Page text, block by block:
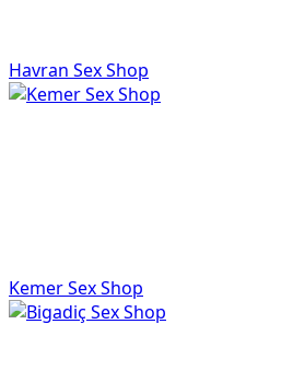
Havran Sex Shop
Kemer Sex Shop